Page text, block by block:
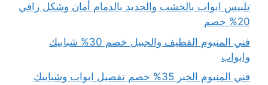
تلبيس ابواب بالخشب والحديد بالدمام أمان وشكل راقي
20% خصم
فني المنيوم القطيف والجبيل خصم 30% شبابيك
وابواب
فني المنيوم الخبر 35% خصم تفصيل ابواب وشبابيك